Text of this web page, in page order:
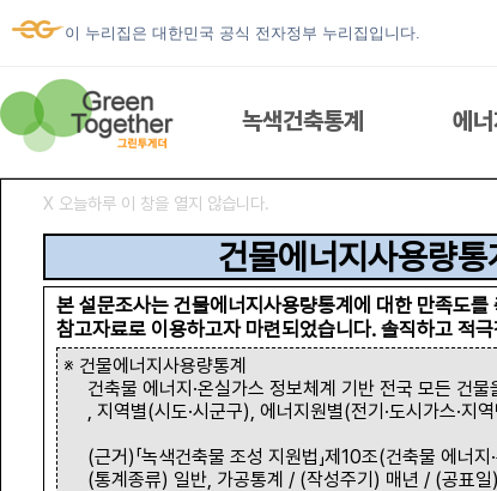
이 누리집은 대한민국 공식 전자정부 누리집입니다.
녹색건축통계 에
녹색건축통계
에너지평가서 열람
우리집 에너지
Ⅹ 오늘하루 이 창을 열지 않습니다.
건물에너지사용량
본 설문조사는 건물에너지사용량통계에 대한 만족도를
참고자료로 이용하고자 마련되었습니다. 솔직하고 적
※ 건물에너지사용량통계
건축물 에너지·온실가스 정보체계 기반 전국 모든 건
, 지역별(시도·시군구), 에너지원별(전기·도시가스·지
(근거)「녹색건축물 조성 지원법」제10조(건축물 에너
(통계종류) 일반, 가공통계 / (작성주기) 매년 / (공표